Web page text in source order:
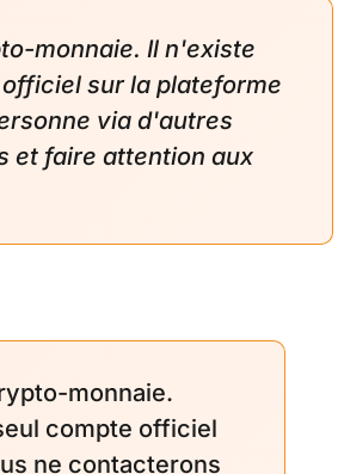
monnaie. Il n'existe
sur la plateforme
via d'autres
et faire attention aux
monnaie.
compte officiel
ne contacterons